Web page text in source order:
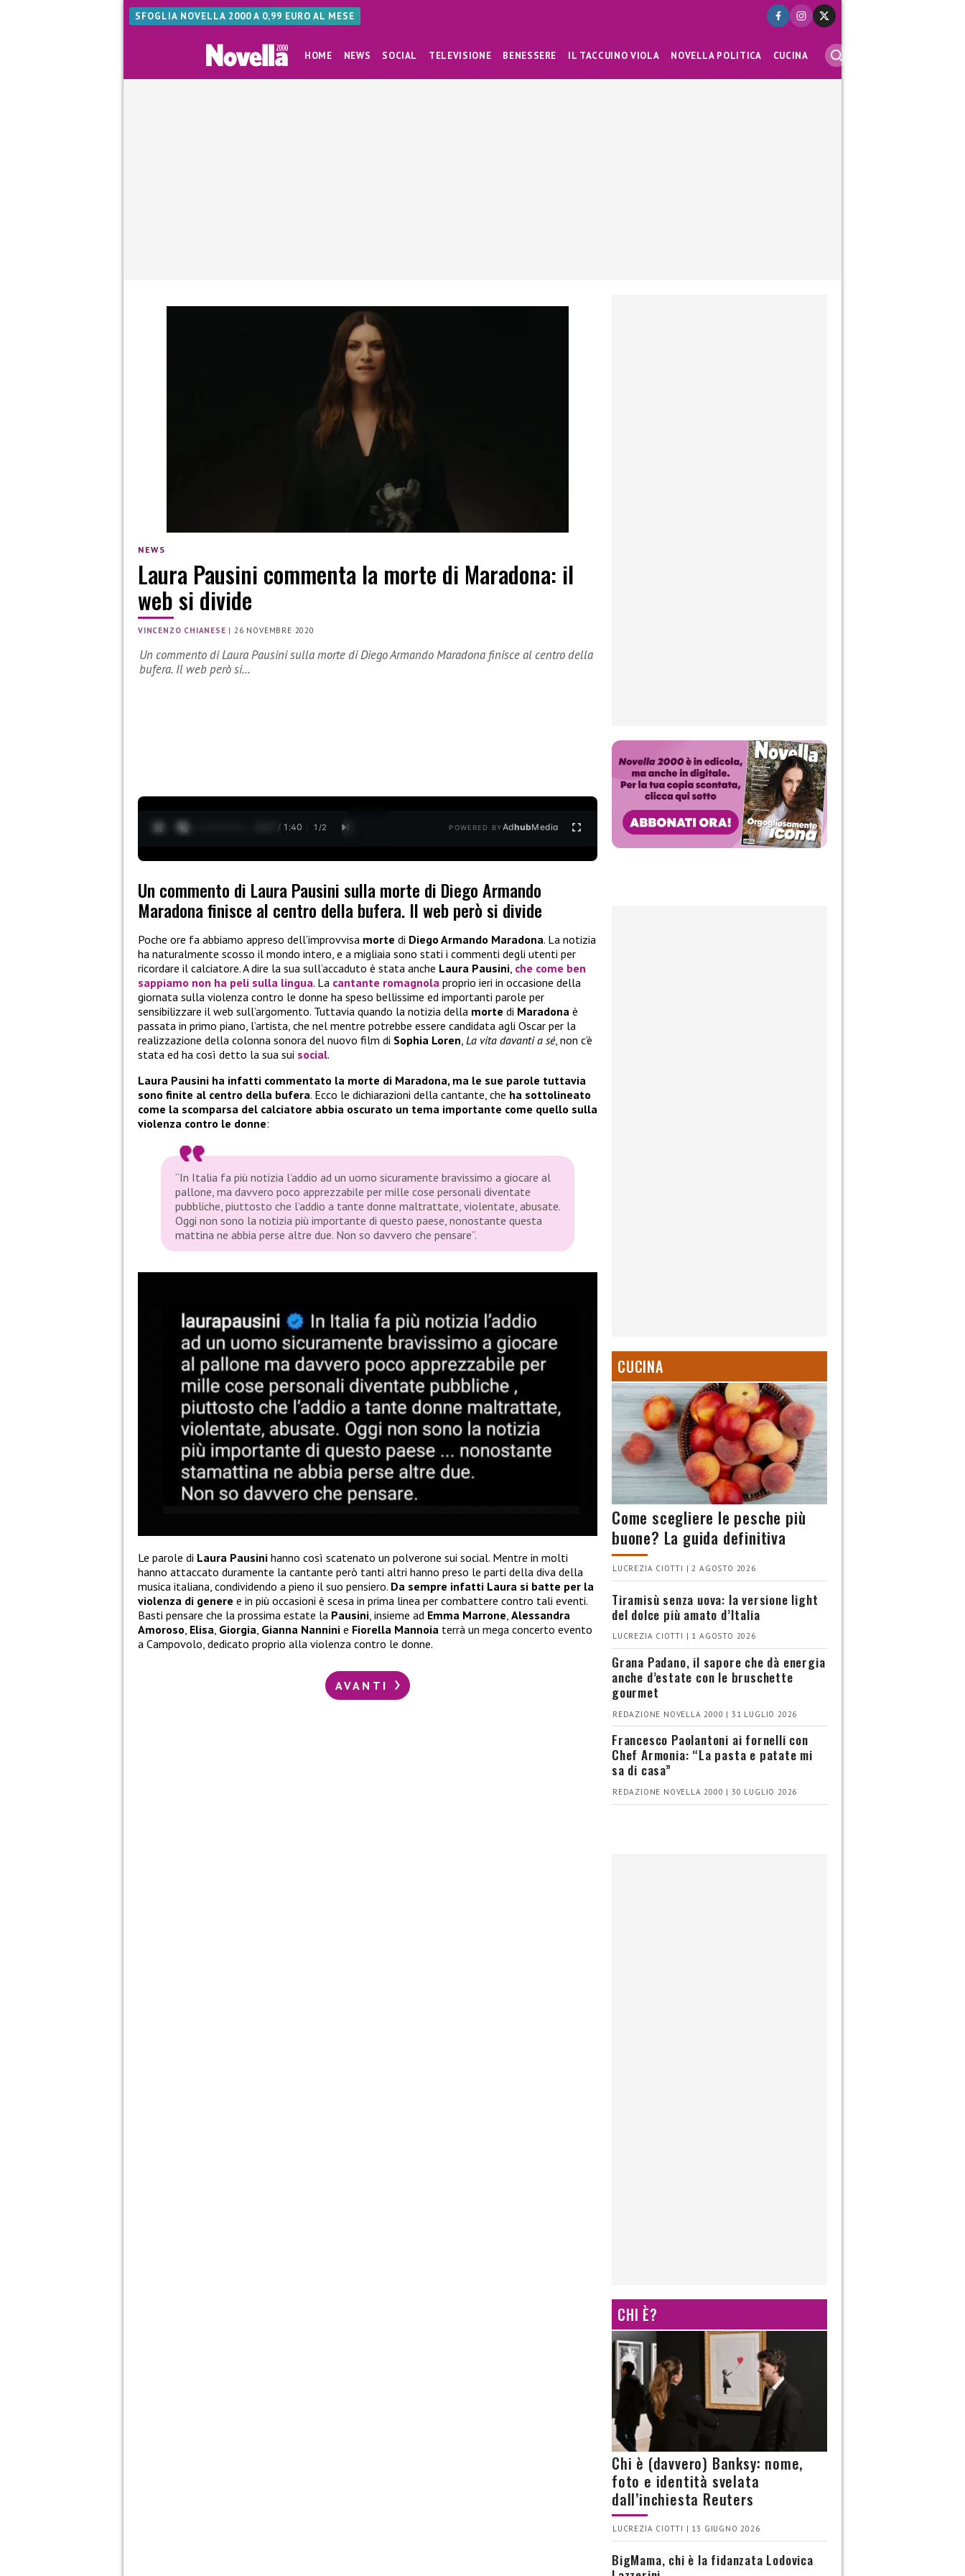
SFOGLIA NOVELLA 2000 A 0,99 EURO AL MESE
HOME NEWS SOCIAL TELEVISIONE BENESSERE IL TACCUINO VIOLA NOVELLA POLITICA CUCINA
NEWS
Laura Pausini commenta la morte di Maradona: il
web si divide
VINCENZO CHIANESE |26 NOVEMBRE 2020
Un commento di Laura Pausini sulla morte di Diego Armando Maradona finisce al centro della
bufera. Il web però si…
0:28 / 1:40 1 /2 POWERED BYAdhubMedia
Un commento di Laura Pausini sulla morte di Diego Armando
Maradona finisce al centro della bufera. Il web però si divide
Poche ore fa abbiamo appreso dell’improvvisa morte di Diego Armando Maradona. La notizia
ha naturalmente scosso il mondo intero, e a migliaia sono stati i commenti degli utenti per
ricordare il calciatore. A dire la sua sull’accaduto è stata anche Laura Pausini, che come ben
sappiamo non ha peli sulla lingua. La cantante romagnola proprio ieri in occasione della
giornata sulla violenza contro le donne ha speso bellissime ed importanti parole per
sensibilizzare il web sull’argomento. Tuttavia quando la notizia della morte di Maradona è
passata in primo piano, l’artista, che nel mentre potrebbe essere candidata agli Oscar per la
realizzazione della colonna sonora del nuovo film di Sophia Loren, La vita davanti a sé, non c’è
stata ed ha così detto la sua sui social.
Laura Pausini ha infatti commentato la morte di Maradona, ma le sue parole tuttavia
sono finite al centro della bufera. Ecco le dichiarazioni della cantante, che ha sottolineato
come la scomparsa del calciatore abbia oscurato un tema importante come quello sulla
violenza contro le donne:
“In Italia fa più notizia l’addio ad un uomo sicuramente bravissimo a giocare al
pallone, ma davvero poco apprezzabile per mille cose personali diventate
pubbliche, piuttosto che l’addio a tante donne maltrattate, violentate, abusate.
Oggi non sono la notizia più importante di questo paese, nonostante questa
mattina ne abbia perse altre due. Non so davvero che pensare”.
Le parole di Laura Pausini hanno così scatenato un polverone sui social. Mentre in molti
hanno attaccato duramente la cantante però tanti altri hanno preso le parti della diva della
musica italiana, condividendo a pieno il suo pensiero. Da sempre infatti Laura si batte per la
violenza di genere e in più occasioni è scesa in prima linea per combattere contro tali eventi.
Basti pensare che la prossima estate la Pausini , insieme ad Emma Marrone Alessandra
Amoroso Elisa Giorgia Gianna Nannini e Fiorella Mannoia terrà un mega concerto evento
a Campovolo, dedicato proprio alla violenza contro le donne.
AVANTI
CUCINA
Come scegliere le pesche più
buone? La guida definitiva
LUCREZIA CIOTTI | 2 AGOSTO 2026
Tiramisù senza uova: la versione light
del dolce più amato d’Italia
LUCREZIA CIOTTI | 1 AGOSTO 2026
Grana Padano, il sapore che dà energia
anche d’estate con le bruschette
gourmet
REDAZIONE NOVELLA 2000 | 31 LUGLIO 2026
Francesco Paolantoni ai fornelli con
Chef Armonia: “La pasta e patate mi
sa di casa”
REDAZIONE NOVELLA 2000 | 30 LUGLIO 2026
CHI È?
Chi è (davvero) Banksy: nome,
foto e identità svelata
dall’inchiesta Reuters
LUCREZIA CIOTTI | 13 GIUGNO 2026
BigMama, chi è la fidanzata Lodovica